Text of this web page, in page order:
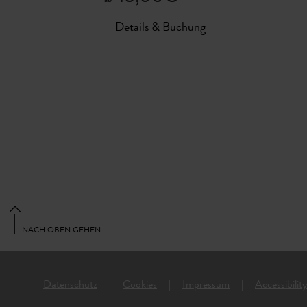
Details & Buchung
Datenschutz Cookies Impressum
NACH OBEN GEHEN